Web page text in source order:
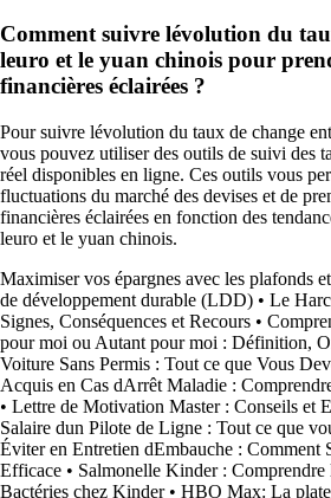
Comment suivre lévolution du
leuro et le yuan chinois pour
financières éclairées ?
Pour suivre lévolution du taux de change
vous pouvez utiliser des outils de suivi des
réel disponibles en ligne. Ces outils vous
fluctuations du marché des devises et de
financières éclairées en fonction des
leuro et le yuan chinois.
Maximiser vos épargnes avec les plafonds
de développement durable (LDD) • Le
Signes, Conséquences et Recours •
pour moi ou Autant pour moi : Définition,
Voiture Sans Permis : Tout ce que Vous
Acquis en Cas dArrêt Maladie :
• Lettre de Motivation Master : Conseils et
Salaire dun Pilote de Ligne : Tout ce que
Éviter en Entretien dEmbauche : Comment
Efficace • Salmonelle Kinder :
Bactéries chez Kinder• HBO Max: La